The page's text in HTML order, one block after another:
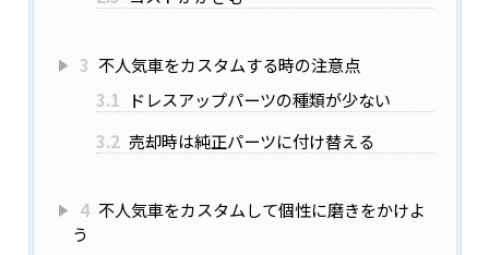
3 不人気車をカスタムする時の注意点
3.1 ドレスアップパーツの種類が少ない
3.2 売却時は純正パーツに付け替える
4 不人気車をカスタムして個性に磨きをかけよ
う